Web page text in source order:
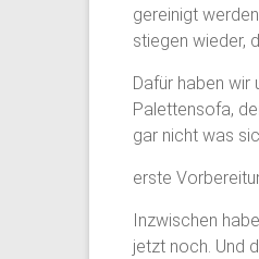
gereinigt
stiegen wieder,
Dafür haben wir
Palettensofa,
gar nicht was
erste
Inzwischen
jetzt noch. Und